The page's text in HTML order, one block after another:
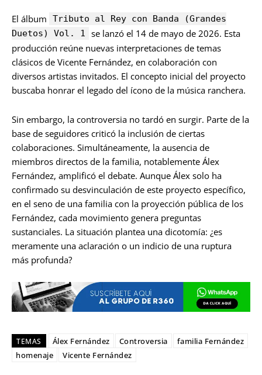
El álbum
Tributo al Rey con Banda (Grandes
Duetos) Vol. 1
se lanzó el 14 de mayo de 2026. Esta
producción reúne nuevas interpretaciones de temas
clásicos de Vicente Fernández, en colaboración con
diversos artistas invitados. El concepto inicial del proyecto
buscaba honrar el legado del ícono de la música ranchera.
Sin embargo, la controversia no tardó en surgir. Parte de la
base de seguidores criticó la inclusión de ciertas
colaboraciones. Simultáneamente, la ausencia de
miembros directos de la familia, notablemente Álex
Fernández, amplificó el debate. Aunque Álex solo ha
confirmado su desvinculación de este proyecto específico,
en el seno de una familia con la proyección pública de los
Fernández, cada movimiento genera preguntas
sustanciales. La situación plantea una dicotomía: ¿es
meramente una aclaración o un indicio de una ruptura
más profunda?
TEMAS Álex Fernández Controversia
familia Fernández
homenaje
Vicente Fernández